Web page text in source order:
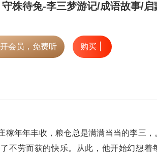
守株待兔-李三梦游记/成语故事/启
会员，免费听 购买 |
稼年年丰收，粮仓总是满满当当的李三
不劳而获的快乐。从此，他开始幻想着